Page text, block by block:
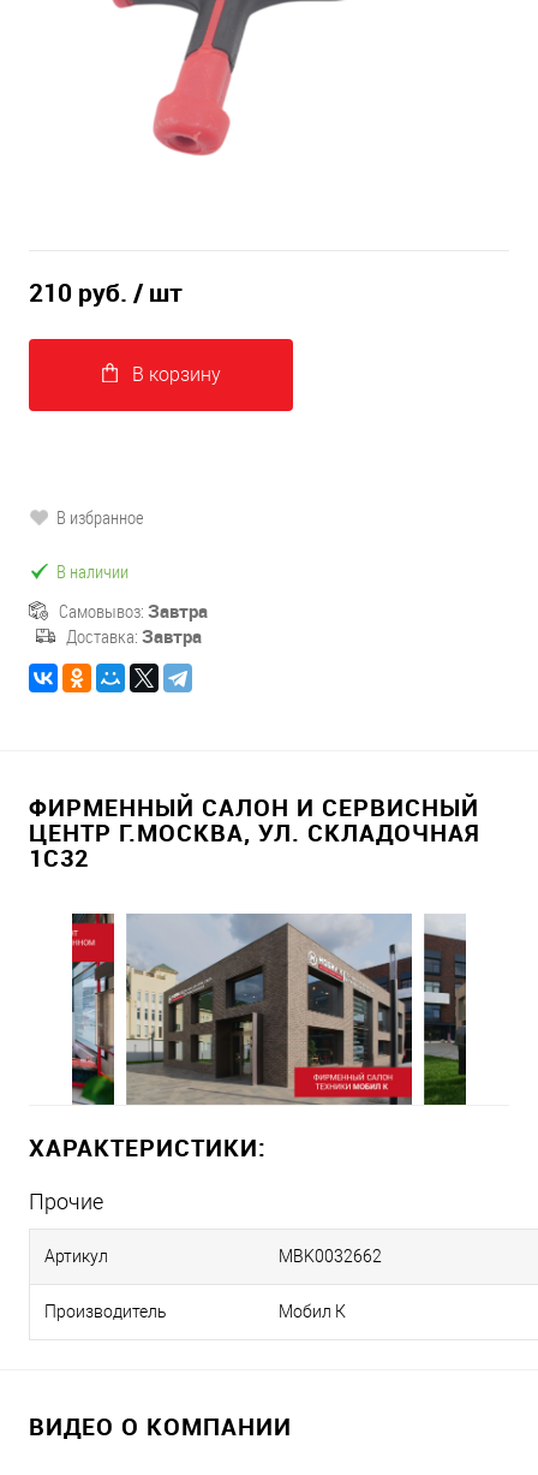
210 руб. / шт
В корзину
В избранное
В наличии
Самовывоз: Завтра
Доставка: Завтра
ФИРМЕННЫЙ САЛОН И СЕРВИСНЫЙ
ЦЕНТР Г.МОСКВА, УЛ. СКЛАДОЧНАЯ
1С32
ХАРАКТЕРИСТИКИ:
Прочие
Артикул MBK0032662
Производитель Мобил К
ВИДЕО О КОМПАНИИ